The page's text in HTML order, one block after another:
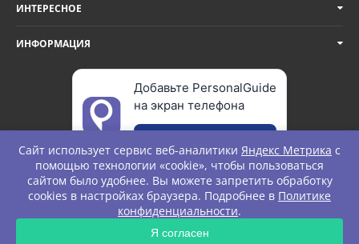
ИНТЕРЕСНОЕ
ИНФОРМАЦИЯ
Добавьте PersonalGuide
на экран телефона
© Personal Guide. All rights Reserved.
Сайт использует сервис веб-аналитики Яндекс Метрика с
помощью технологии «cookie», чтобы пользоваться
сайтом было удобнее. Вы можете запретить обработку
cookies в настройках браузера. Подробнее в Политике
конфиденциальности.
Я согласен